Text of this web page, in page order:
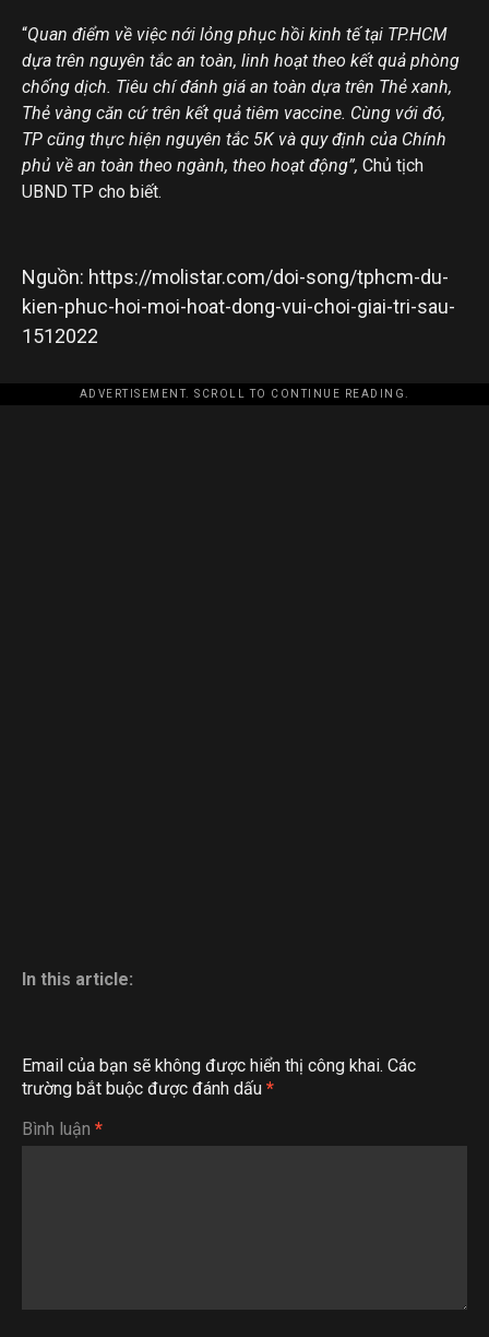
“Quan điểm về việc nới lỏng phục hồi kinh tế tại TP.HCM
dựa trên nguyên tắc an toàn, linh hoạt theo kết quả phòng
chống dịch. Tiêu chí đánh giá an toàn dựa trên Thẻ xanh,
Thẻ vàng căn cứ trên kết quả tiêm vaccine. Cùng với đó,
TP cũng thực hiện nguyên tắc 5K và quy định của Chính
phủ về an toàn theo ngành, theo hoạt động”, Chủ tịch
UBND TP cho biết.
Nguồn: https://molistar.com/doi-song/tphcm-du-
kien-phuc-hoi-moi-hoat-dong-vui-choi-giai-tri-sau-
1512022
ADVERTISEMENT. SCROLL TO CONTINUE READING.
In this article:
Email của bạn sẽ không được hiển thị công khai. Các
trường bắt buộc được đánh dấu *
Bình luận *